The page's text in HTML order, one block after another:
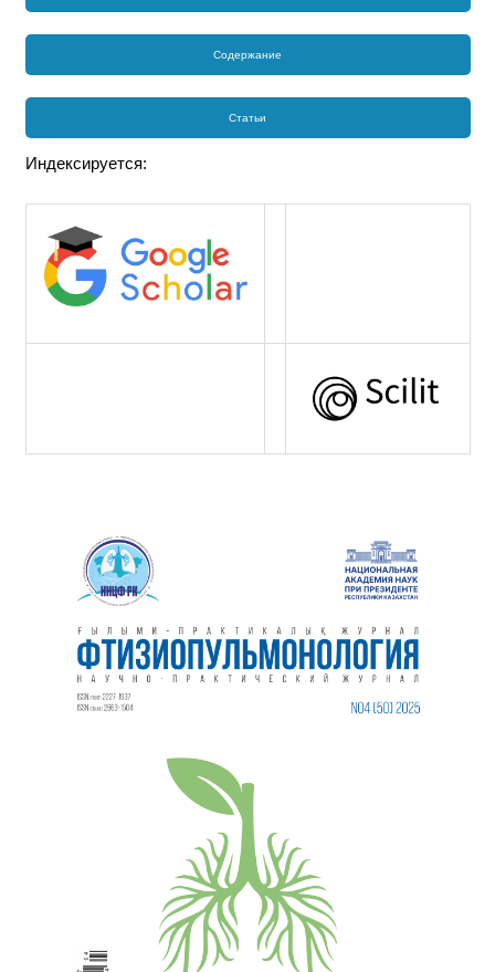
Содержание
Статьи
Индексируется: